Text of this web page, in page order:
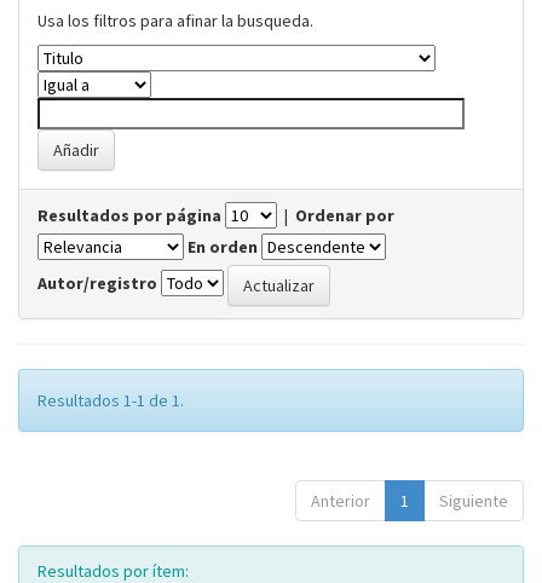
Usa los filtros para afinar la busqueda.
Resultados por página | Ordenar por
En orden
Autor/registro
Resultados 1-1 de 1.
Anterior 1 Siguiente
Resultados por ítem: